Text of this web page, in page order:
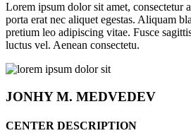
Lorem ipsum dolor sit amet, consectetur
porta erat nec aliquet egestas. Aliquam
pretium leo adipiscing vitae. Fusce
luctus vel. Aenean consectetu.
JONHYM. MEDVEDEV
CENTER DESCRIPTION